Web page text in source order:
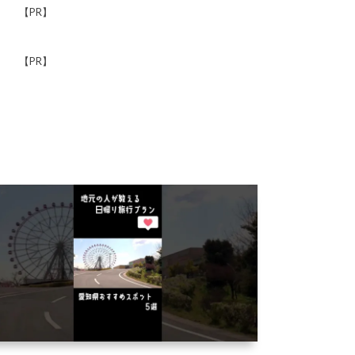
【PR】
【PR】